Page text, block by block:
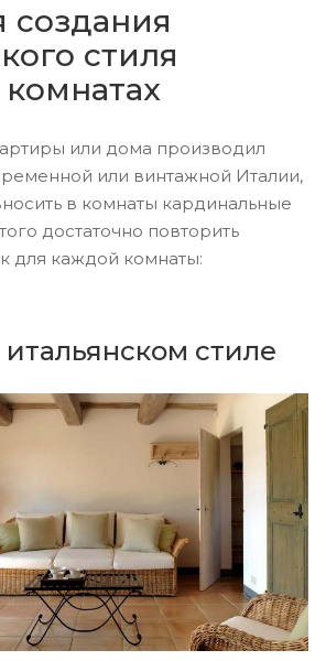
создания
стиля
или дома производил
или винтажной Италии,
в комнаты кардинальные
достаточно повторить
для каждой комнаты:
итальянском стиле